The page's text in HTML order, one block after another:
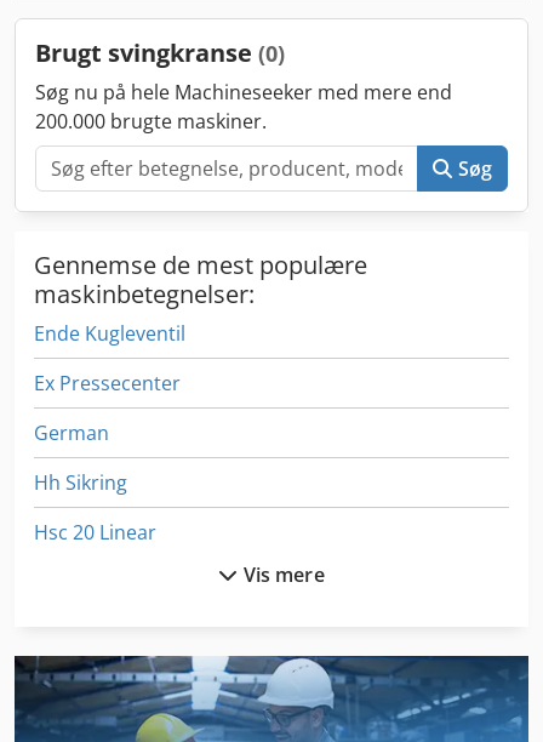
Brugt svingkranse (0)
Søg nu på hele Machineseeker med mere end
200.000 brugte maskiner.
Søg
Gennemse de mest populære
maskinbetegnelser:
Ende Kugleventil
Ex Pressecenter
German
Hh Sikring
Hsc 20 Linear
Indlæsning Af Kran
International 2674
Vis mere